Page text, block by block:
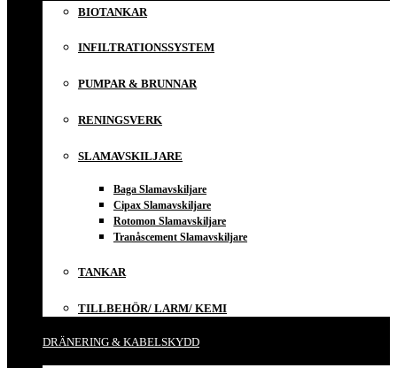
BIOTANKAR
INFILTRATIONSSYSTEM
PUMPAR & BRUNNAR
RENINGSVERK
SLAMAVSKILJARE
Baga Slamavskiljare
Cipax Slamavskiljare
Rotomon Slamavskiljare
Tranåscement Slamavskiljare
TANKAR
TILLBEHÖR/ LARM/ KEMI
DRÄNERING & KABELSKYDD